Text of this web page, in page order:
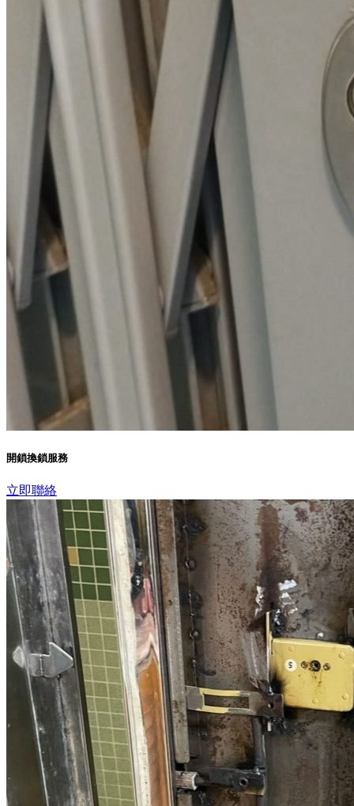
開鎖換鎖服務
立即聯絡